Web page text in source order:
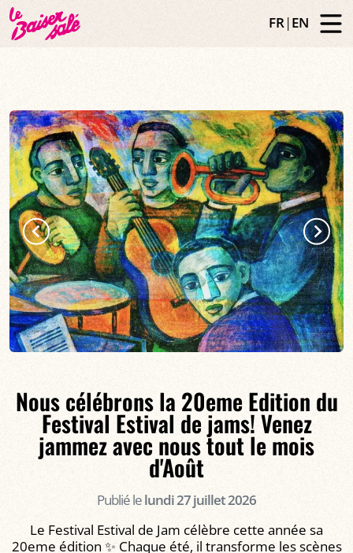
FR|EN
Nous célébrons la 20eme Edition du
Festival Estival de jams! Venez
jammez avec nous tout le mois
d'Août
Publié lelundi 27 juillet 2026
Le Festival Estival de Jam célèbre cette année sa
20eme édition ✨ Chaque été, il transforme les scènes